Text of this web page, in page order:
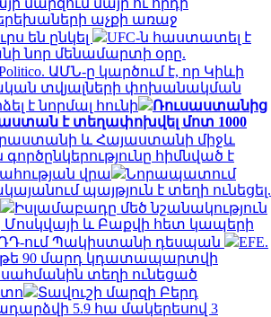
աչքի առաջ
են ընկել
UFC-ն հաստատել է
նոր մենամարտի օրը.
ԱՄՆ-ը կարծում է, որ Կիևի
տվյալների փոխանակման
է նորմալ հունի
Ռուսաստանից
է տեղափոխվել մոտ 1000
և Հայաստանի միջև
հիմնված է
վրա
Նորապատում
պայթյուն է տեղի ունեցել.
Իսլամաբադը մեծ նշանակություն
Մոսկվայի և Բաքվի հետ կապերի
ում Պակիստանի դեսպան
EFE.
90 մարդ կդատապարտվի
տեղի ունեցած
Տավուշի մարզի Բերդ
5.9 հա մակերեսով 3